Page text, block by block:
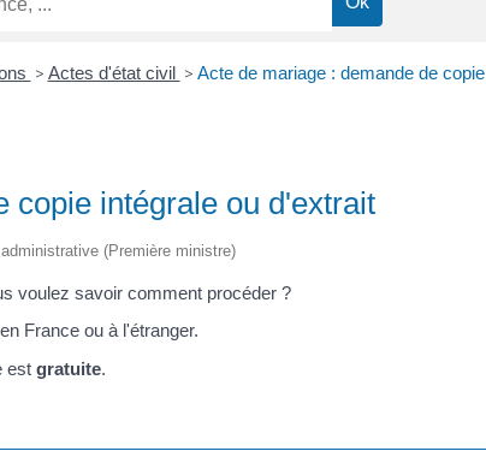
> Actes d'état civil > Acte de mariage : demande de
copie intégrale ou d'extrait
(Première ministre)
voulez savoir comment procéder ?
France ou à l'étranger.
est gratuite.